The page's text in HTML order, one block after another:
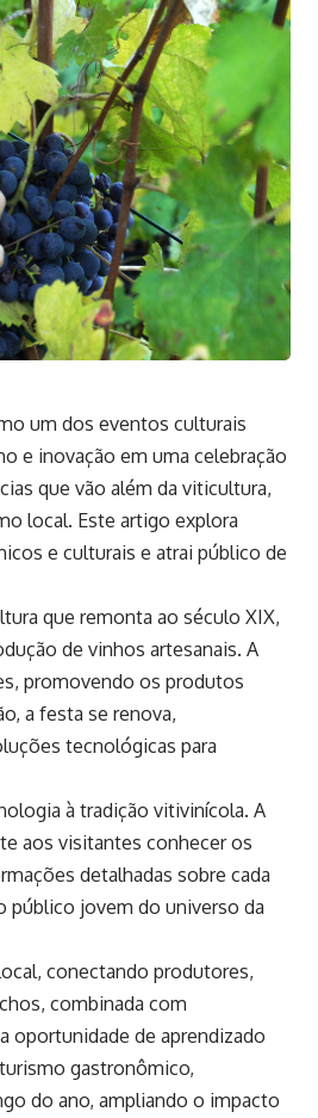
um dos eventos culturais
e inovação em uma celebração
que vão além da viticultura,
local. Este artigo explora
e culturais e atrai público de
que remonta ao século XIX,
de vinhos artesanais. A
promovendo os produtos
a festa se renova,
tecnológicas para
à tradição vitivinícola. A
aos visitantes conhecer os
detalhadas sobre cada
público jovem do universo da
conectando produtores,
combinada com
oportunidade de aprendizado
gastronômico,
do ano, ampliando o impacto